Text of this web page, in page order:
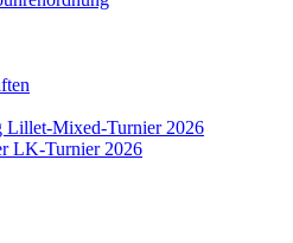
Lillet-Mixed-Turnier 2026
LK-Turnier 2026